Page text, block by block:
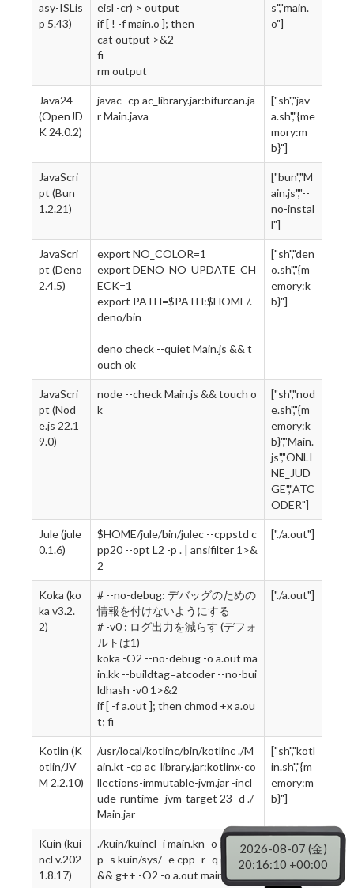
asy-ISLis
p 5.43)
eisl -cr) > output
if [ ! -f main.o ]; then
cat output >&2
fi
rm output
s","main.
o"]
Java24
(OpenJD
K 24.0.2)
javac -cp ac_library.jar:bifurcan.ja
r Main.java
["sh","jav
a.sh","{me
mory:m
b}"]
JavaScri
pt (Bun
1.2.21)
["bun","M
ain.js","--
no-instal
l"]
JavaScri
pt (Deno
2.4.5)
export NO_COLOR=1
export DENO_NO_UPDATE_CH
ECK=1
export PATH=$PATH:$HOME/.
deno/bin
deno check --quiet Main.js && t
ouch ok
["sh","den
o.sh","{m
emory:k
b}"]
JavaScri
pt (Nod
e.js 22.1
9.0)
node --check Main.js && touch o
k
["sh","nod
e.sh","{m
emory:k
b}","Main.
js","ONLI
NE_JUD
GE","ATC
ODER"]
Jule (jule
0.1.6)
$HOME/jule/bin/julec --cppstd c
pp20 --opt L2 -p . | ansifilter 1>&
2
["./a.out"]
Koka (ko
ka v3.2.
2)
# --no-debug: デバッグのための
情報を付けないようにする
# -v0 : ログ出力を減らす (デフォ
ルトは1)
koka -O2 --no-debug -o a.out ma
in.kk --buildtag=atcoder --no-bui
ldhash -v0 1>&2
if [ -f a.out ]; then chmod +x a.ou
t; fi
["./a.out"]
Kotlin (K
otlin/JV
M 2.2.10)
/usr/local/kotlinc/bin/kotlinc ./M
ain.kt -cp ac_library.jar:kotlinx-co
llections-immutable-jvm.jar -incl
ude-runtime -jvm-target 23 -d ./
Main.jar
["sh","kotl
in.sh","{m
emory:m
b}"]
Kuin (kui
ncl v.202
1.8.17)
./kuin/kuincl -i main.kn -o main.cp
p -s kuin/sys/ -e cpp -r -q 1>&2
&& g++ -O2 -o a.out main.cpp
["./a.out"]
2026-08-07 (金)
20:16:11 +00:00